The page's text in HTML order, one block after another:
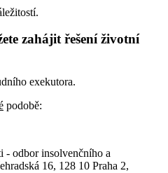
zahájit řešení životní
exekutora.
podobě:
- odbor insolvenčního a
16, 128 10 Praha 2,